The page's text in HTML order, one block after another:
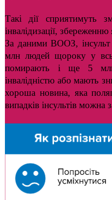
Такі дії сприятимуть
інвалідизації,
За даними ВООЗ, інсульт
млн людей щороку у
помирають і ще 5
інвалідністю або мають
хороша новина, яка
випадків інсультів можна